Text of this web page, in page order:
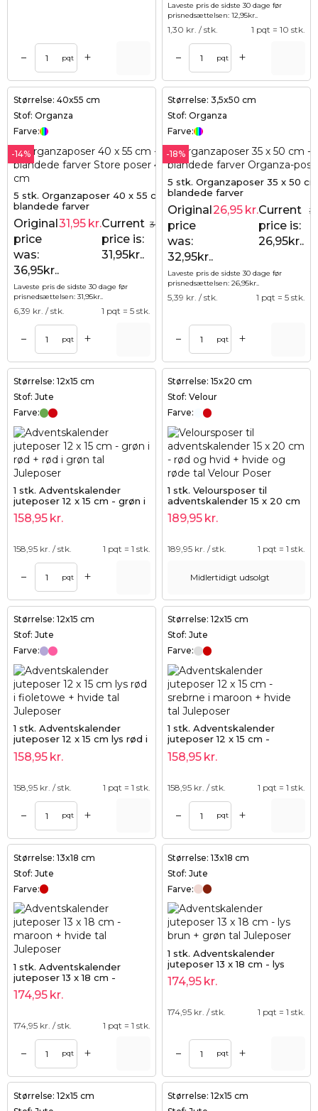
– pqt +
Laveste pris de sidste 30 dage før
prisnedsættelsen:12,95kr..
1,30 kr. / stk. 1 pqt = 10 stk.
– pqt +
Størrelse: 40x55 cm
Stof: Organza
Farve:
-14%
5 stk. Organzaposer 40 x 55 cm -
blandede farver
36,95 kr.
Original
price
was:
36,95kr..
31,95 kr.Current
price is:
31,95kr..
Laveste pris de sidste 30 dage før
prisnedsættelsen: 31,95kr..
6,39 kr. / stk. 1 pqt = 5 stk.
– pqt +
Størrelse: 3,5x50 cm
Stof: Organza
Farve:
-18%
5 stk. Organzaposer 35 x 50
blandede farver
Original
price
was:
32,95kr..
26,95 kr.Current
price is:
26,95kr..
Laveste pris de sidste 30 dage før
prisnedsættelsen:26,95kr..
5,39 kr. / stk. 1 pqt = 5 stk.
– pqt +
Størrelse: 12x15 cm
Stof: Jute
Farve:
1 stk. Adventskalender
juteposer 12 x 15 cm - grøn i
rød + rød i grøn tal
158,95 kr.
158,95 kr. / stk. 1 pqt = 1 stk.
– pqt +
Størrelse: 15x20 cm
Stof: Velour
Farve:
1 stk. Veloursposer til
adventskalender 15 x 20 cm
- rød og hvid + hvide og
røde tal
189,95 kr.
189,95 kr. / stk. 1 pqt = 1 stk.
Midlertidigt udsolgt
Størrelse: 12x15 cm
Stof: Jute
Farve:
1 stk. Adventskalender
juteposer 12 x 15 cm lys rød i
fioletowe + hvide tal
158,95 kr.
158,95 kr. / stk. 1 pqt = 1 stk.
– pqt +
Størrelse: 12x15 cm
Stof: Jute
Farve:
1 stk. Adventskalender
juteposer 12 x 15 cm -
srebrne i maroon + hvide tal
158,95 kr.
158,95 kr. / stk. 1 pqt = 1 stk.
– pqt +
Størrelse: 13x18 cm
Stof: Jute
Farve:
1 stk. Adventskalender
juteposer 13 x 18 cm -
maroon + hvide tal
174,95 kr.
174,95 kr. / stk. 1 pqt = 1 stk.
– pqt +
Størrelse: 13x18 cm
Stof: Jute
Farve:
1 stk. Adventskalender
juteposer 13 x 18 cm - lys
brun + grøn tal
174,95 kr.
174,95 kr. / stk. 1 pqt = 1 stk.
– pqt +
Størrelse: 12x15 cm
Størrelse: 12x15 cm